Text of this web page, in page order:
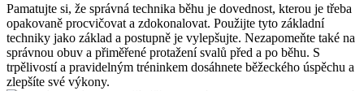
Pamatujte si, že správná technika běhu je dovednost, kterou je třeba
opakovaně procvičovat a zdokonalovat. Použijte tyto základní
techniky jako základ a postupně je vylepšujte. Nezapomeňte také na
správnou obuv a přiměřené protažení svalů před a po běhu. S
trpělivostí a pravidelným tréninkem dosáhnete běžeckého úspěchu a
zlepšíte své výkony.